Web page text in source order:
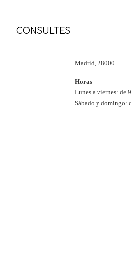
CONSULTES
Madrid, 28000
Horas
Lunes a viernes: de
Sábado y domingo: